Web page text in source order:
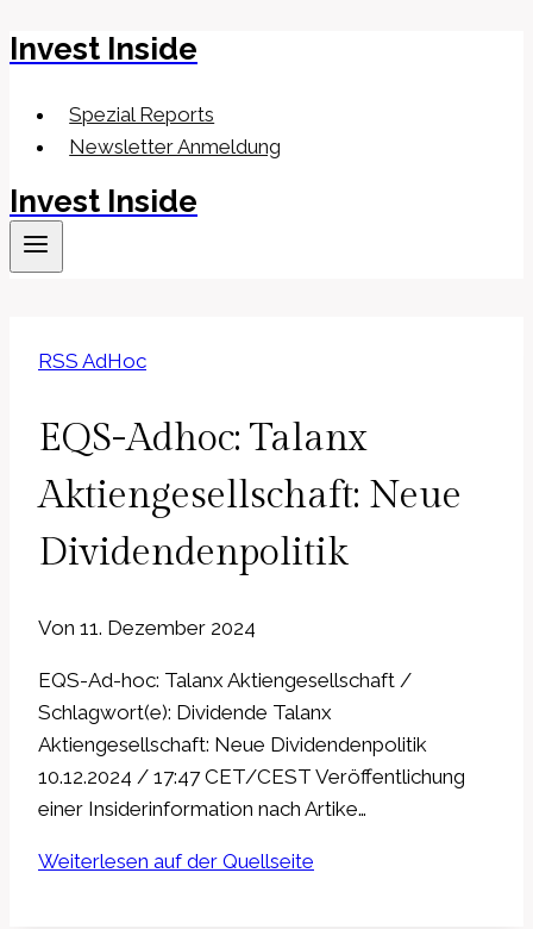
Zum
springen
Invest Inside
Spezial Reports
Newsletter Anmeldung
Invest Inside
RSS AdHoc
EQS-Adhoc: Talanx
Aktiengesellschaft: Neue
Dividendenpolitik
Von 11. Dezember 2024
EQS-Ad-hoc: Talanx Aktiengesellschaft /
Schlagwort(e): Dividende Talanx
Aktiengesellschaft: Neue Dividendenpolitik
10.12.2024 / 17:47 CET/CEST Veröffentlichung
einer Insiderinformation nach Artike…
Weiterlesen auf der Quellseite